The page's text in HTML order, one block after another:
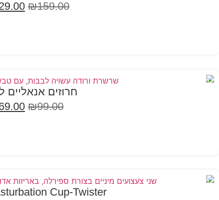
₪159.00
במבצע
חרוזים אנאליים
₪99.00
במבצע
Cup-Twister